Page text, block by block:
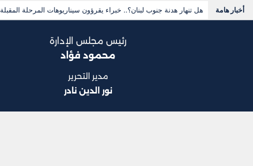
أخبار هامة هل تنهار هدنة جنوب لبنان؟.. خبراء يقرؤون سيناريوهات المرحلة المقبلة
رئيس مجلس الإدارة
محمود فؤاد
مدير التحرير
نور الدين نادر